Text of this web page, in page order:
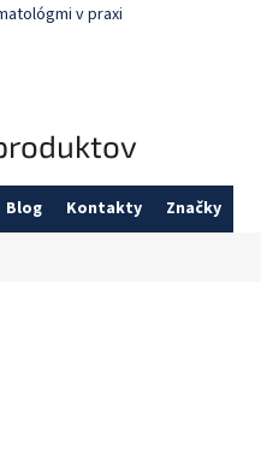
v praxi
Blog Kontakty Značky